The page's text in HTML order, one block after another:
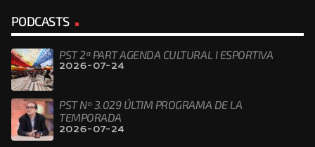
PODCASTS
PST 2ª PART AGENDA CULTURAL I ESPORTIVA
2026-07-24
PST Nº 3.029 ÚLTIM PROGRAMA DE LA
TEMPORADA
2026-07-24